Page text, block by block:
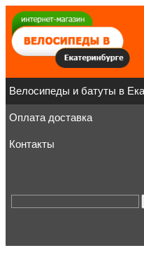
Велосипеды и батуты в
Оплата доставка
Контакты